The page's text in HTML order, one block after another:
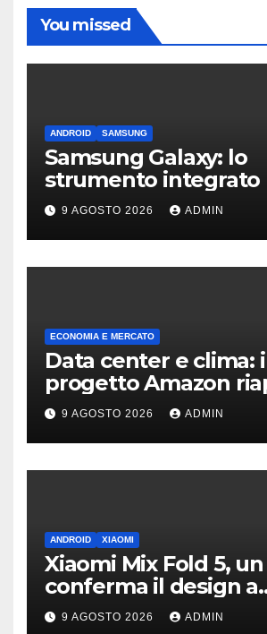
You missed
ANDROID SAMSUNG
Samsung Galaxy: lo
strumento integrato
liberare spazio sullo
smartphone
9 AGOSTO 2026 ADMIN
ECONOMIA E MERCATO
Data center e clima:
progetto Amazon
dibattito sulle
9 AGOSTO 2026 ADMIN
ANDROID XIAOMI
Xiaomi Mix Fold 5,
conferma il design a
passaporto e
9 AGOSTO 2026 ADMIN